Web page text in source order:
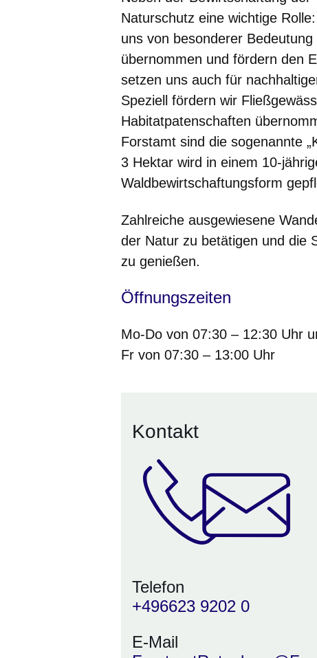
Naturschutz eine wichtige
uns von besonderer
übernommen und fördern den
setzen uns auch für
Speziell fördern wir
Habitatpatenschaften
Forstamt sind die sogenannte
3 Hektar wird in einem 10-
Waldbewirtschaftungsform
Zahlreiche ausgewiesene
der Natur zu betätigen und die
zu genießen.
Öffnungszeiten
Mo-Do von 07:30 – 12:30 Uhr
Fr von 07:30 – 13:00 Uhr
Kontakt
Telefon
+496623 9202 0
E-Mail